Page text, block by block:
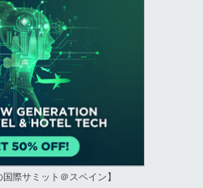
国際サミット＠スペイン】